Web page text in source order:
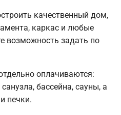
качественный дом,
каркас и любые
возможность задать по
оплачиваются:
бассейна, сауны, а
печки.